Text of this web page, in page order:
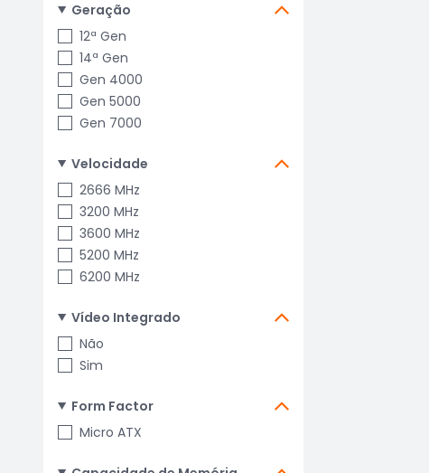
Geração
12ª Gen
14ª Gen
Gen 4000
Gen 5000
Gen 7000
Velocidade
2666 MHz
3200 MHz
3600 MHz
5200 MHz
6200 MHz
Vídeo Integrado
Não
Sim
Form Factor
Micro ATX